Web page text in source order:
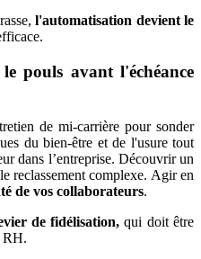
l'automatisation devient le
pouls avant l'échéance
de mi-carrière pour sonder
du bien-être et de l'usure tout
dans l’entreprise. Découvrir un
reclassement complexe. Agir en
de vos collaborateurs.
de fidélisation, qui doit être
RH.